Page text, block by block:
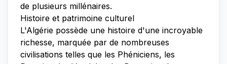
de plusieurs millénaires.
Histoire et patrimoine culturel
L'Algérie possède une histoire d'une incroyable
richesse, marquée par de nombreuses
civilisations telles que les Phéniciens, les